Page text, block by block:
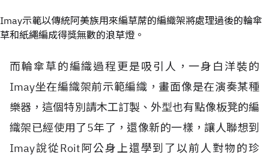
Imay示範以傳統阿美族用來編草蓆的編織架將處理過後的輪傘
草和紙繩編成得獎無數的浪草燈。
而輪傘草的編織過程更是吸引人，一身白洋裝的
Imay坐在編織架前示範編織，畫面像是在演奏某種
樂器，這個特別請木工訂製、外型也有點像板凳的編
織架已經使用了5年了，還像新的一樣，讓人聯想到
Imay說從Roit阿公身上還學到了以前人對物的珍